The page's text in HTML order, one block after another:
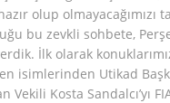
olup olmayacağımızı
bu zevkli sohbete,
İlk olarak
isimlerinden Utikad
Kosta Sandalcı’yı